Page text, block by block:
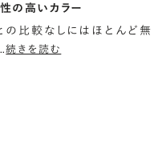
の高いカラー
比較なしにはほとんど無
続きを読む